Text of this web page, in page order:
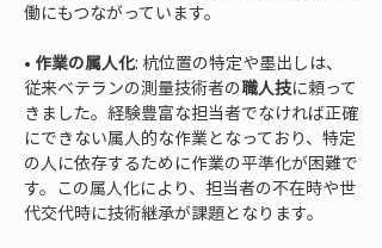
• 作業の属人化: 杭位置の特定や墨出しは、
従来ベテランの測量技術者の職人技に頼って
きました。経験豊富な担当者でなければ正確
にできない属人的な作業となっており、特定
の人に依存するために作業の平準化が困難で
す。この属人化により、担当者の不在時や世